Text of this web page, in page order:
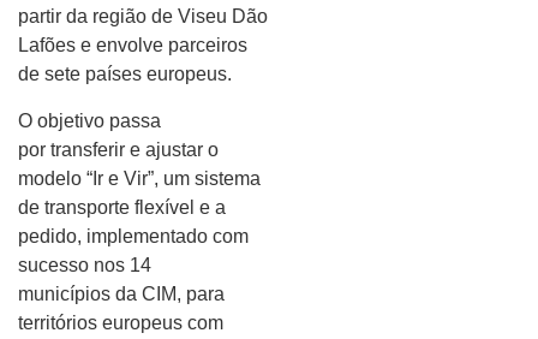
partir da região de Viseu Dão
Lafões e envolve parceiros
de sete países europeus.
O objetivo passa
por transferir e ajustar o
modelo “Ir e Vir”, um sistema
de transporte flexível e a
pedido, implementado com
sucesso nos 14
municípios da CIM, para
territórios europeus com